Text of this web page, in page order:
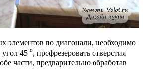
элементов по диагонали, необходимо
45 ⁰, профрезеровать отверстия
части, предварительно обработав